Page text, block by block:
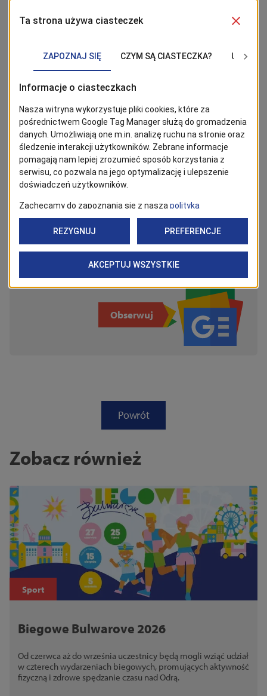
dodatkowe atrakcje przygotowane w miasteczku
Szczegóły i link do zapisów na stronie
Profil wydarzenia na FB:https://www.facebook.com/
events/1862624205125191/1862624211791857/
BĄDŹ NA BIEŻĄCO!
Kliknij w przycisk „Obserwuj”, aby być bieżąco z
znajdziesz w Google News!
Obserwuj
Powrót
Zobacz również
Sport
Biegowe Bulwarove 2026
Od czerwca aż do września uczestnicy będą mogli wziąć udział
w czterech wydarzeniach biegowych, promujących aktywność
fizyczną i zdrowe spędzanie czasu nad Odrą.